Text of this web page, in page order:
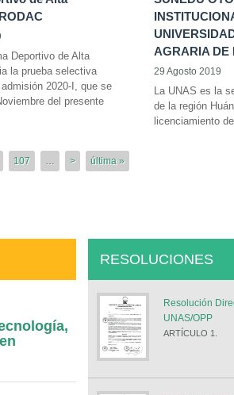
Deportivo de Alta
la prueba selectiva
2020-I, que se
del presente
AGRARIA DE
29 Agosto 2019
La UNAS es la
de la región
licenciamiento
107 … > última »
RESOLUCIONES
Resolución
UNAS/OPP
ARTÍCULO 1.